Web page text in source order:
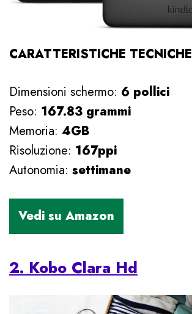
CARATTERISTICHE TECNICHE
Dimensioni schermo: 6 pollici
Peso: 167.83 grammi
Memoria: 4GB
Risoluzione: 167ppi
Autonomia: settimane
2. Kobo Clara Hd